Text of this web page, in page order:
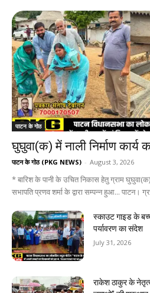
पाटन के गोठ
घुघुवा(क) में नाली निर्माण
पाटन के गोठ (PKG NEWS) - August 3, 2026
* बारिश के पानी के उचित निकास हेतु ग्राम घुघुवा(क)
सभापति प्रणव शर्मा के द्वारा सम्पन्न हुआ... पाटन।
स्काउट गाइड के
पर्यावरण का संदेश
July 31, 2026
राकेश ठाकुर के